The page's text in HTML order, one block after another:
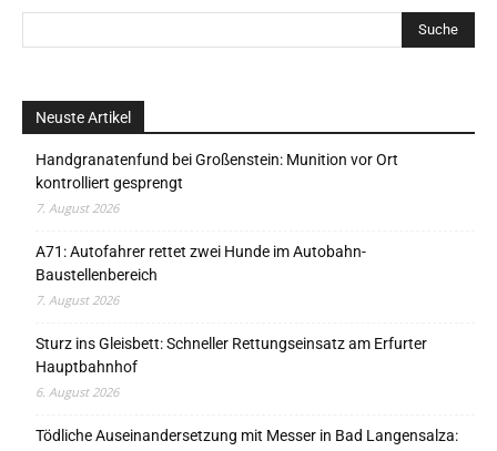
Neuste Artikel
Handgranatenfund bei Großenstein: Munition vor Ort
kontrolliert gesprengt
7. August 2026
A71: Autofahrer rettet zwei Hunde im Autobahn-
Baustellenbereich
7. August 2026
Sturz ins Gleisbett: Schneller Rettungseinsatz am Erfurter
Hauptbahnhof
6. August 2026
Tödliche Auseinandersetzung mit Messer in Bad Langensalza: